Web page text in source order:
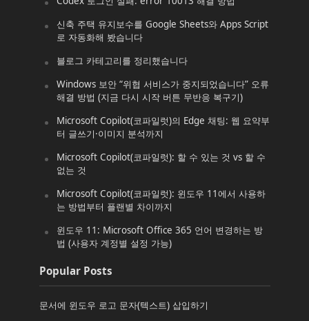
신축 주택 유지보수를 Google Sheets와 Apps Script
로 자동화해 봤습니다
블로그 카테고리를 정리했습니다
Windows 보안 “위협 서비스가 중지되었습니다” 오류
해결 방법 (지금 다시 시작 버튼 무반응 복구기)
Microsoft Copilot(코파일럿)의 Edge 채팅: 웹 요약부
터 글쓰기·이미지 분석까지
Microsoft Copilot(코파일럿): 할 수 있는 것 vs 할 수
없는 것
Microsoft Copilot(코파일럿): 윈도우 11에서 사용하
는 방법부터 플랜별 차이까지
윈도우 11: Microsoft Office 365 언어 변경하는 방
법 (사용자 계정별 설정 가능)
Popular Posts
문서에 윈도우 로고 문자(텍스트) 삽입하기